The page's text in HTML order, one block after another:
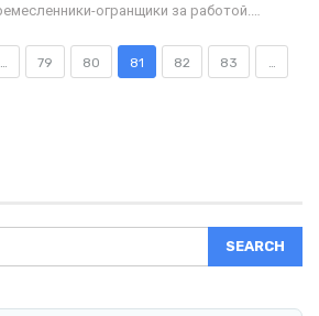
огранщики за работой.…
79 80 81 82 83